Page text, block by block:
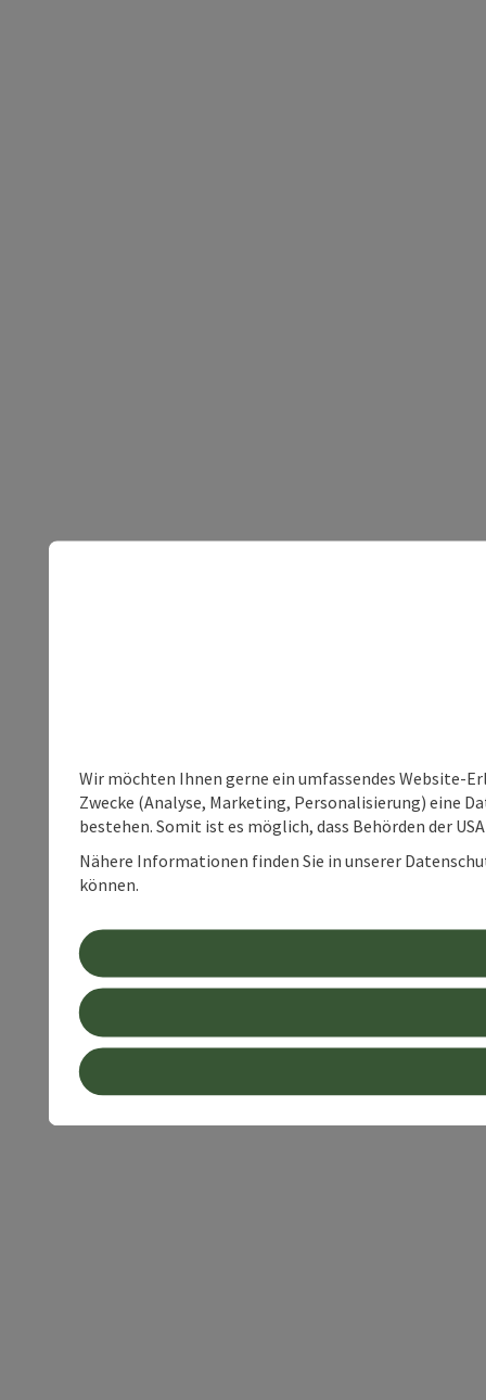
Wir möchten Ihnen gerne ein umfassendes Website-
Zwecke (Analyse, Marketing, Personalisierung) eine
bestehen. Somit ist es möglich, dass Behörden der
Nähere Informationen finden Sie in unserer
können.